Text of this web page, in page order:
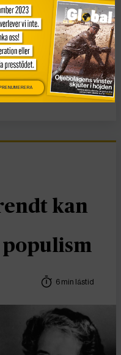
mycket – kanske
är inställd så
kan
6 min lästid